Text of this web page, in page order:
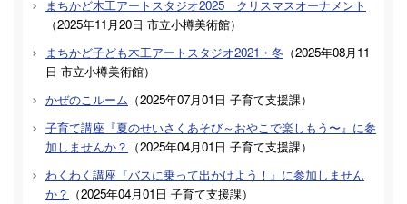
まちかど木工アートスタジオ2025 クリスマスオーナメント
（2025年11月20日 市立小樽美術館）
まちかど子ども木工アートスタジオ2021・冬 （2025年08月11
日 市立小樽美術館）
かぜのこルーム （2025年07月01日 子育て支援課）
子育て講座『夏のせいさくあそび～おやこで楽しもう〜』に参
加しませんか？ （2025年04月01日 子育て支援課）
わくわく講座『バスに乗って出かけよう！』に参加しません
か？ （2025年04月01日 子育て支援課）